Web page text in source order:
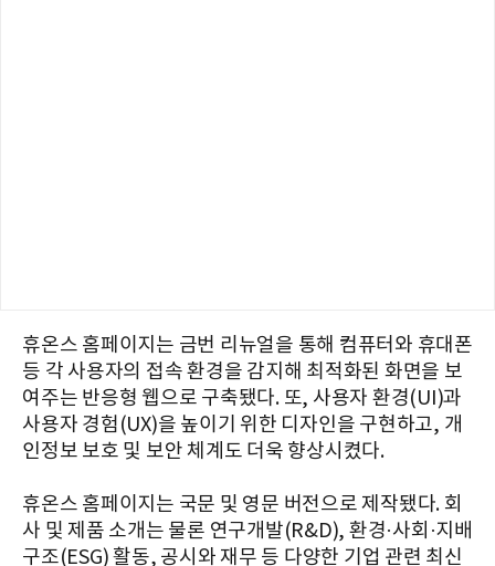
휴온스 홈페이지는 금번 리뉴얼을 통해 컴퓨터와 휴대폰
등 각 사용자의 접속 환경을 감지해 최적화된 화면을 보
여주는 반응형 웹으로 구축됐다. 또, 사용자 환경(UI)과
사용자 경험(UX)을 높이기 위한 디자인을 구현하고, 개
인정보 보호 및 보안 체계도 더욱 향상시켰다.
휴온스 홈페이지는 국문 및 영문 버전으로 제작됐다. 회
사 및 제품 소개는 물론 연구개발(R&D), 환경·사회·지배
구조(ESG) 활동, 공시와 재무 등 다양한 기업 관련 최신